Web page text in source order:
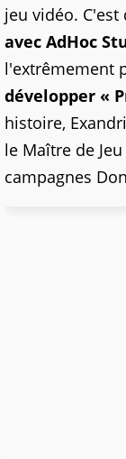
jeu vidéo.
avec AdHoc
l'extrêmement
développer «
histoire,
le Maître de
campagnes